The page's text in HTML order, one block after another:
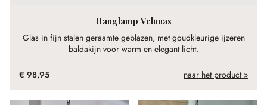
Hanglamp Velunas
Glas in fijn stalen geraamte geblazen, met goudkleurige ijzeren
baldakijn voor warm en elegant licht.
€ 98,95 naar het product »